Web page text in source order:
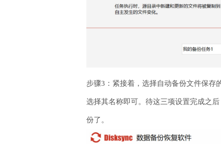
步骤3：紧接着，选择自动备份文件保存
选择其名称即可。待这三项设置完成之
份了。